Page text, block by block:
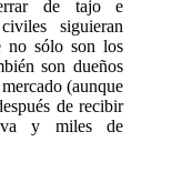
de tajo e
siguieran
no sólo son los
son dueños
(aunque
de recibir
y miles de